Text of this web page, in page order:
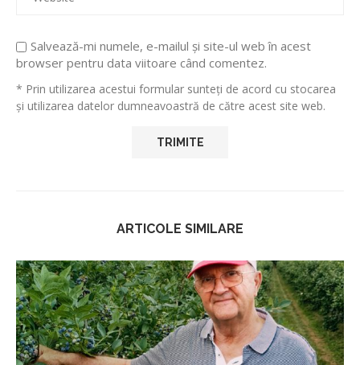
Salvează-mi numele, e-mailul și site-ul web în acest
browser pentru data viitoare când comentez.
* Prin utilizarea acestui formular sunteți de acord cu stocarea
și utilizarea datelor dumneavoastră de către acest site web.
ARTICOLE SIMILARE